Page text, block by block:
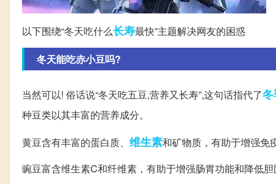
以下围绕“冬天吃什么长寿最快”主题解决网友的困惑
冬天能吃赤小豆吗?
当然可以! 俗话说“冬天吃五豆,营养又长寿”,这句话指代了
种豆类以其丰富的营养成分。
黄豆含有丰富的蛋白质、 维生素和矿物质，有助于增强免
豌豆富含维生素C和纤维素，有助于增强肠胃功能和降低胆